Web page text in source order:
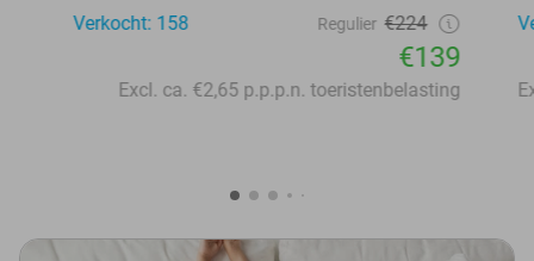
Verkocht: 158
Regulier €224
€139
Excl. ca. €2,65 p.p.p.n. toeristenbelasting